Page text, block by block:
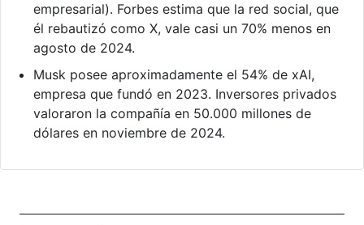
empresarial). Forbes estima que la red social, que
él rebautizó como X, vale casi un 70% menos en
agosto de 2024.
Musk posee aproximadamente el 54% de xAI,
empresa que fundó en 2023. Inversores privados
valoraron la compañía en 50.000 millones de
dólares en noviembre de 2024.